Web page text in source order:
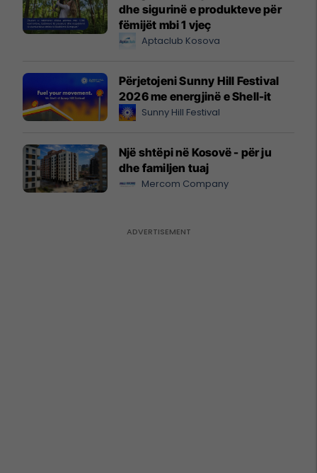
dhe sigurinë e produkteve për
fëmijët mbi 1 vjeç
Aptaclub Kosova
Përjetojeni Sunny Hill Festival
2026 me energjinë e Shell-it
Sunny Hill Festival
Një shtëpi në Kosovë - për ju
dhe familjen tuaj
Mercom Company